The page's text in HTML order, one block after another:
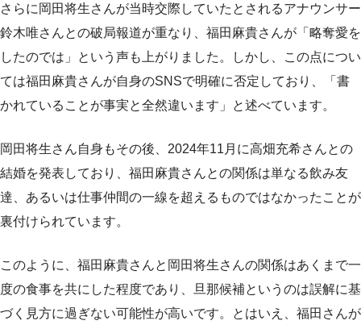
さらに岡田将生さんが当時交際していたとされるアナウンサー
鈴木唯さんとの破局報道が重なり、福田麻貴さんが「略奪愛を
したのでは」という声も上がりました。しかし、この点につい
ては福田麻貴さんが自身のSNSで明確に否定しており、「書
かれていることが事実と全然違います」と述べています。
岡田将生さん自身もその後、2024年11月に高畑充希さんとの
結婚を発表しており、福田麻貴さんとの関係は単なる飲み友
達、あるいは仕事仲間の一線を超えるものではなかったことが
裏付けられています。
このように、福田麻貴さんと岡田将生さんの関係はあくまで一
度の食事を共にした程度であり、旦那候補というのは誤解に基
づく見方に過ぎない可能性が高いです。とはいえ、福田さんが